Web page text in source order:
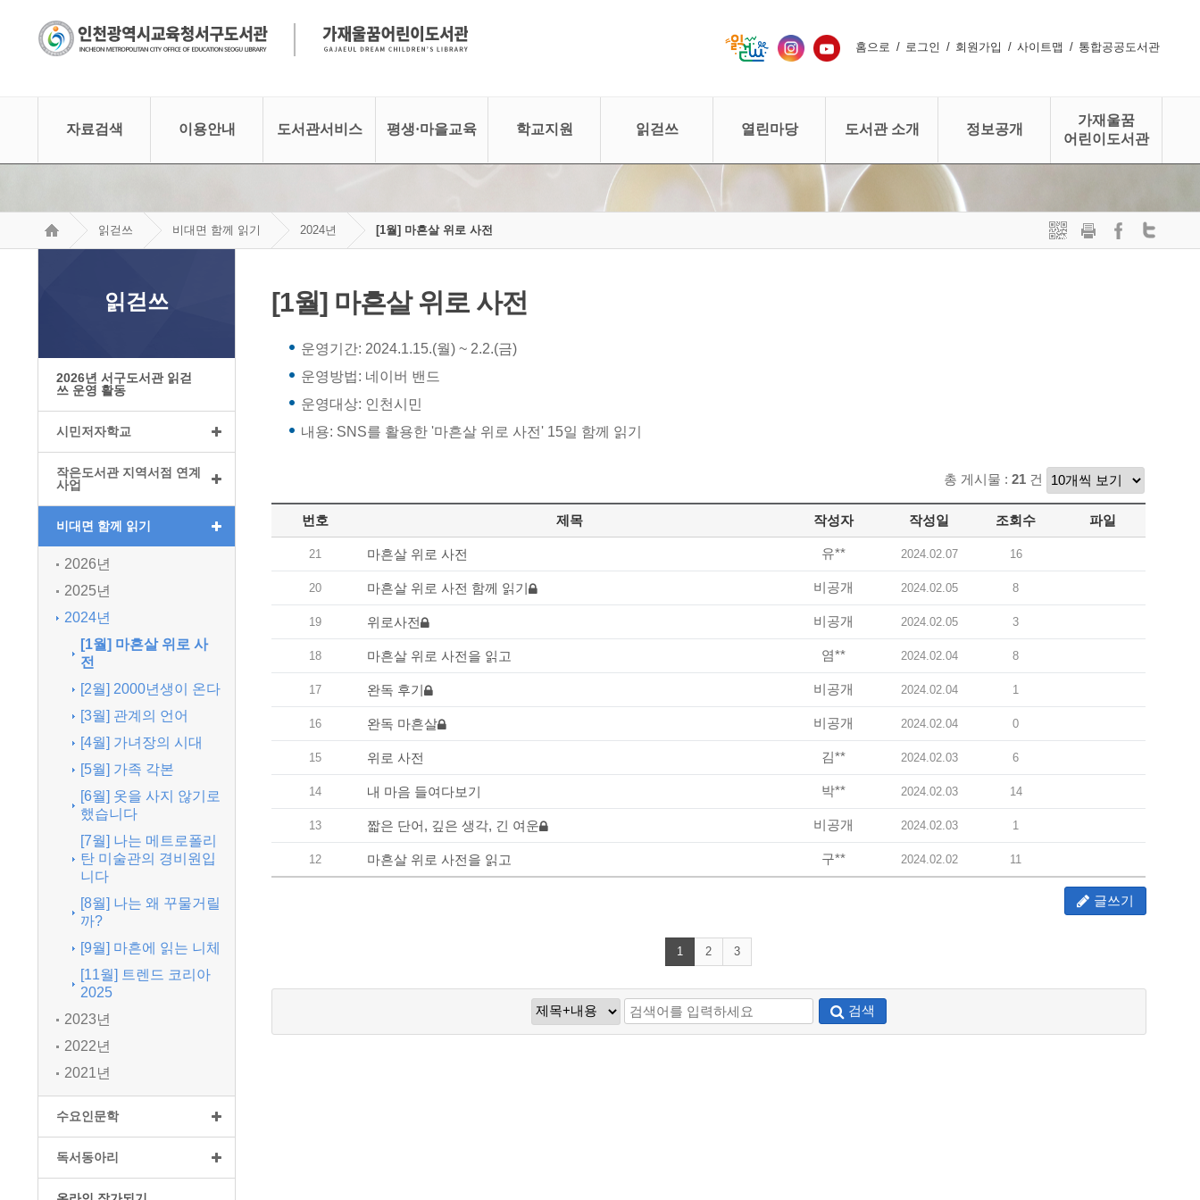
홈으로 로그인 회원가입 사이트맵 통합공공도서관
자료검색 이용안내 도서관서비스 평생·마을교육 학교지원 읽걷쓰 열린마당 도서관 소개 정보공개
가재울꿈
어린이도서관
읽걷쓰 비대면 함께 읽기 2024년 [1월] 마흔살 위로 사전
읽걷쓰
2026년 서구도서관 읽걷
쓰 운영 활동
시민저자학교
작은도서관 지역서점 연계
사업
비대면 함께 읽기
2026년
2025년
2024년
[1월] 마흔살 위로 사
전
[2월] 2000년생이 온다
[3월] 관계의 언어
[4월] 가녀장의 시대
[5월] 가족 각본
[6월] 옷을 사지 않기로
했습니다
[7월] 나는 메트로폴리
탄 미술관의 경비원입
니다
[8월] 나는 왜 꾸물거릴
까?
[9월] 마흔에 읽는 니체
[11월] 트렌드 코리아
2025
2023년
2022년
2021년
수요인문학
독서동아리
[1월] 마흔살 위로 사전
운영기간: 2024.1.15.(월) ~ 2.2.(금)
운영방법: 네이버 밴드
운영대상: 인천시민
내용: SNS를 활용한 '마흔살 위로 사전' 15일 함께 읽기
총 게시물 : 21 건
번호 제목 작성자 작성일 조회수 파일
21 마흔살 위로 사전 유** 2024.02.07 16
20 마흔살 위로 사전 함께 읽기 비공개 2024.02.05 8
19 위로사전 비공개 2024.02.05 3
18 마흔살 위로 사전을 읽고 염** 2024.02.04 8
17 완독 후기 비공개 2024.02.04 1
16 완독 마흔살 비공개 2024.02.04 0
15 위로 사전 김** 2024.02.03 6
14 내 마음 들여다보기 박** 2024.02.03 14
13 짧은 단어, 깊은 생각, 긴 여운 비공개 2024.02.03 1
12 마흔살 위로 사전을 읽고 구** 2024.02.02 11
글쓰기
1 2 3
검색